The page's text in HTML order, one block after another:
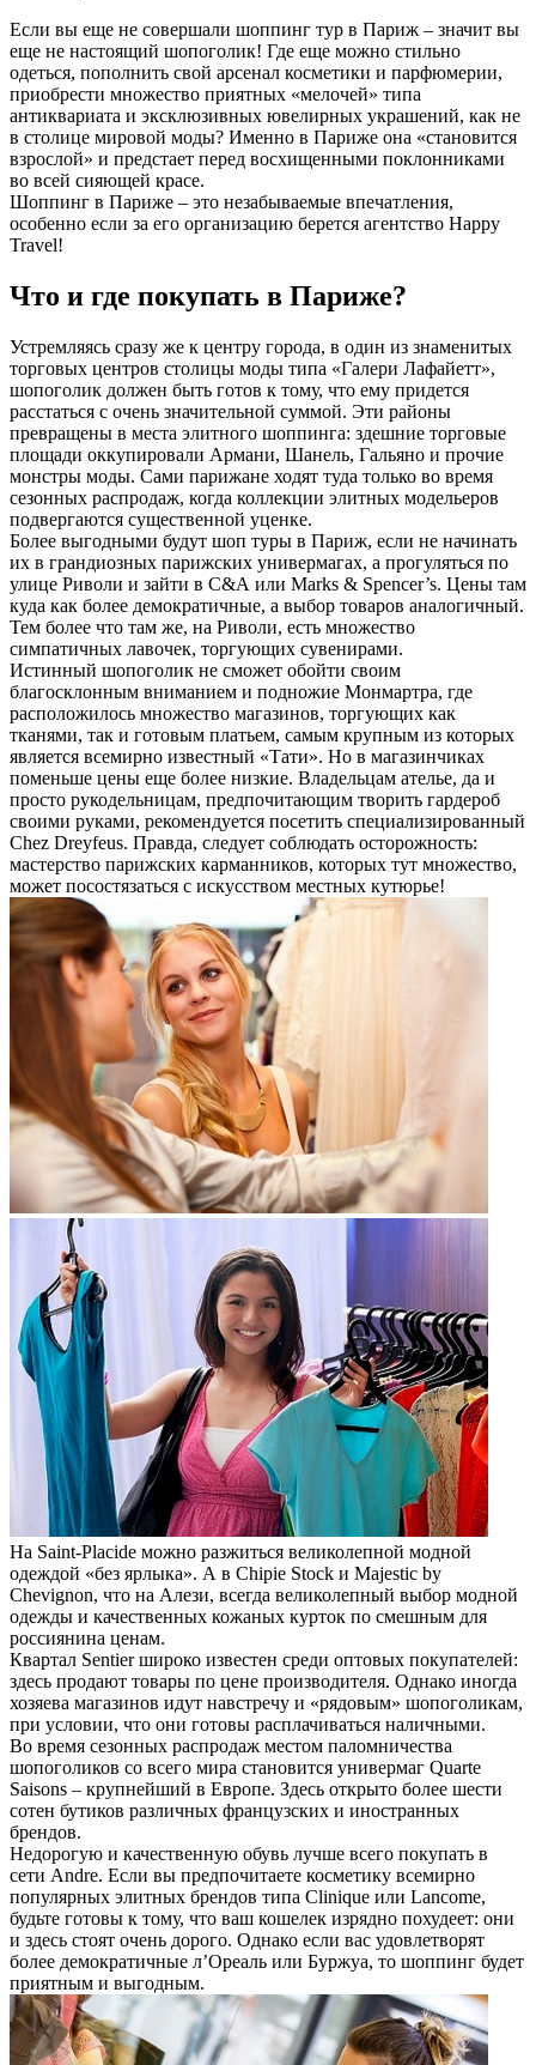
Если вы еще не совершали шоппинг тур в Париж – значит вы
еще не настоящий шопоголик! Где еще можно стильно
одеться, пополнить свой арсенал косметики и парфюмерии,
приобрести множество приятных «мелочей» типа
антиквариата и эксклюзивных ювелирных украшений, как не
в столице мировой моды? Именно в Париже она «становится
взрослой» и предстает перед восхищенными поклонниками
во всей сияющей красе.
Шоппинг в Париже – это незабываемые впечатления,
особенно если за его организацию берется агентство Happy
Travel!
Что и где покупать в Париже?
Устремляясь сразу же к центру города, в один из знаменитых
торговых центров столицы моды типа «Галери Лафайетт»,
шопоголик должен быть готов к тому, что ему придется
расстаться с очень значительной суммой. Эти районы
превращены в места элитного шоппинга: здешние торговые
площади оккупировали Армани, Шанель, Гальяно и прочие
монстры моды. Сами парижане ходят туда только во время
сезонных распродаж, когда коллекции элитных модельеров
подвергаются существенной уценке.
Более выгодными будут шоп туры в Париж, если не начинать
их в грандиозных парижских универмагах, а прогуляться по
улице Риволи и зайти в С&А или Marks & Spenсer’s. Цены там
куда как более демократичные, а выбор товаров аналогичный.
Тем более что там же, на Риволи, есть множество
симпатичных лавочек, торгующих сувенирами.
Истинный шопоголик не сможет обойти своим
благосклонным вниманием и подножие Монмартра, где
расположилось множество магазинов, торгующих как
тканями, так и готовым платьем, самым крупным из которых
является всемирно известный «Тати». Но в магазинчиках
поменьше цены еще более низкие. Владельцам ателье, да и
просто рукодельницам, предпочитающим творить гардероб
своими руками, рекомендуется посетить специализированный
Chez Dreyfeus. Правда, следует соблюдать осторожность:
мастерство парижских карманников, которых тут множество,
может посостязаться с искусством местных кутюрье!
На Saint-Placide можно разжиться великолепной модной
одеждой «без ярлыка». А в Chipie Stock и Majestic by
Chevignon, что на Алези, всегда великолепный выбор модной
одежды и качественных кожаных курток по смешным для
россиянина ценам.
Квартал Sentier широко известен среди оптовых покупателей:
здесь продают товары по цене производителя. Однако иногда
хозяева магазинов идут навстречу и «рядовым» шопоголикам,
при условии, что они готовы расплачиваться наличными.
Во время сезонных распродаж местом паломничества
шопоголиков со всего мира становится универмаг Quarte
Saisons – крупнейший в Европе. Здесь открыто более шести
сотен бутиков различных французских и иностранных
брендов.
Недорогую и качественную обувь лучше всего покупать в
сети Andre. Если вы предпочитаете косметику всемирно
популярных элитных брендов типа Clinique или Lancome,
будьте готовы к тому, что ваш кошелек изрядно похудеет: они
и здесь стоят очень дорого. Однако если вас удовлетворят
более демократичные л’Ореаль или Буржуа, то шоппинг будет
приятным и выгодным.